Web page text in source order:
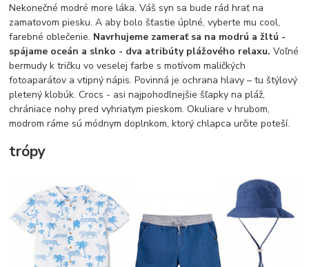
Nekonečné modré more láka. Váš syn sa bude rád hrať na
zamatovom piesku. A aby bolo šťastie úplné, vyberte mu cool,
farebné oblečenie. Navrhujeme zamerať sa na modrú a žltú -
spájame oceán a slnko - dva atribúty plážového relaxu. Voľné
bermudy k tričku vo veselej farbe s motívom maličkých
fotoaparátov a vtipný nápis. Povinná je ochrana hlavy – tu štýlový
pletený klobúk. Crocs - asi najpohodlnejšie šľapky na pláž,
chrániace nohy pred vyhriatym pieskom. Okuliare v hrubom,
modrom ráme sú módnym doplnkom, ktorý chlapca určite poteší.
trópy